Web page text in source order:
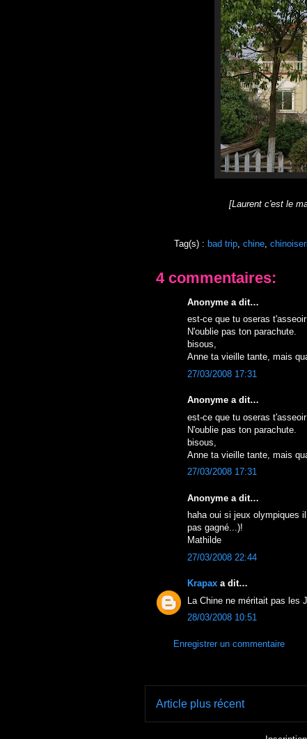
[Laurent c'est le
Tag(s) : bad trip chine
4 commentaires:
Anonyme a dit…
est-ce que tu oseras
N'oublie pas ton parachute.
bisous,
Anne ta vieille tante, mais
27/03/2008 17:31
Anonyme a dit…
est-ce que tu oseras
N'oublie pas ton parachute.
bisous,
Anne ta vieille tante, mais
27/03/2008 17:31
Anonyme a dit…
haha oui si jeux olympiques
pas gagné...)!
Mathilde
27/03/2008 22:44
Krapax a dit…
La Chine ne méritait pas les
28/03/2008 10:51
Enregistrer un commentaire
Article plus récent